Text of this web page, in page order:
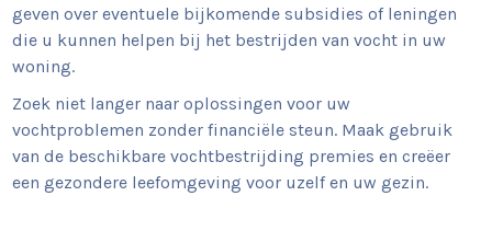
geven over eventuele bijkomende subsidies of leningen
die u kunnen helpen bij het bestrijden van vocht in uw
woning.
Zoek niet langer naar oplossingen voor uw
vochtproblemen zonder financiële steun. Maak gebruik
van de beschikbare vochtbestrijding premies en creëer
een gezondere leefomgeving voor uzelf en uw gezin.